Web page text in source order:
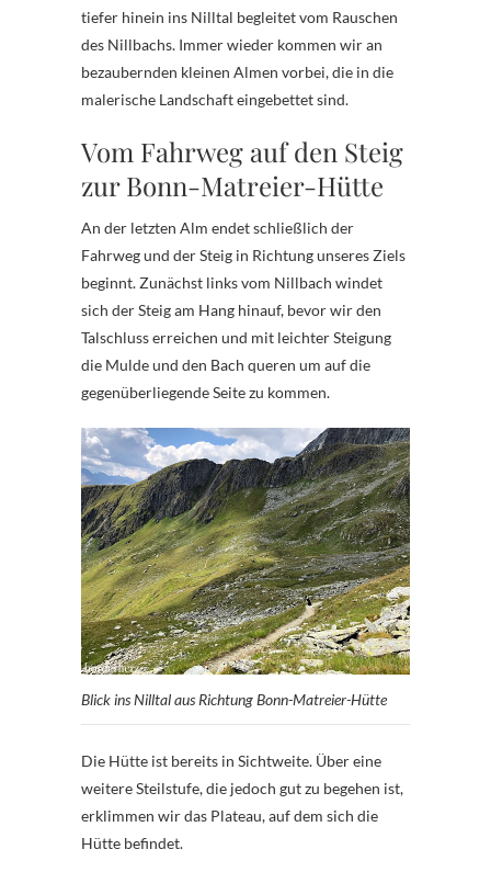
tiefer hinein ins Nilltal begleitet vom Rauschen
des Nillbachs. Immer wieder kommen wir an
bezaubernden kleinen Almen vorbei, die in die
malerische Landschaft eingebettet sind.
Vom Fahrweg auf den Steig
zur Bonn-Matreier-Hütte
An der letzten Alm endet schließlich der
Fahrweg und der Steig in Richtung unseres Ziels
beginnt. Zunächst links vom Nillbach windet
sich der Steig am Hang hinauf, bevor wir den
Talschluss erreichen und mit leichter Steigung
die Mulde und den Bach queren um auf die
gegenüberliegende Seite zu kommen.
Blick ins Nilltal aus Richtung Bonn-Matreier-Hütte
Die Hütte ist bereits in Sichtweite. Über eine
weitere Steilstufe, die jedoch gut zu begehen ist,
erklimmen wir das Plateau, auf dem sich die
Hütte befindet.